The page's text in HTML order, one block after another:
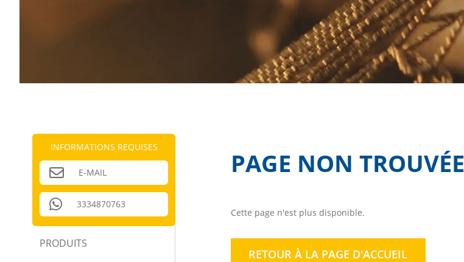
INFORMATIONS REQUISES
E-MAIL
3334870763
PRODUITS
PAGE NON TROUVÉE
Cette page n'est plus disponible.
RETOUR À LA PAGE D'ACCUEIL